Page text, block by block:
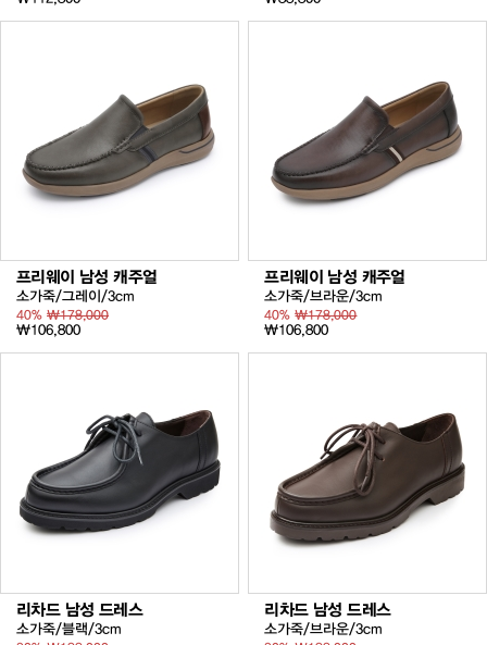
프리웨이 남성 캐주얼
소가죽/그레이/3cm
40% ₩178,000
₩106,800
프리웨이 남성 캐주얼
소가죽/브라운/3cm
40%₩178,000
₩106,800
리차드 남성 드레스
소가죽/블랙/3cm
리차드 남성 드레스
소가죽/브라운/3cm